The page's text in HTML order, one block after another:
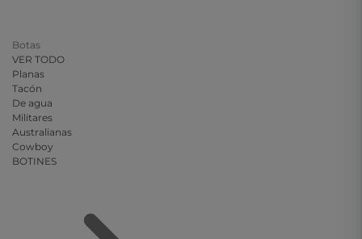
Botas
VER TODO
Planas
Tacón
De agua
Militares
Australianas
Cowboy
BOTINES